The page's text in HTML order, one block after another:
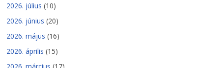
2026. július (10)
2026. június (20)
2026. május (16)
2026. április (15)